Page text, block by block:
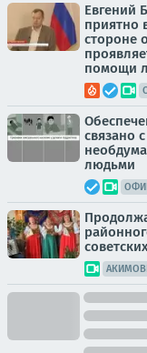
Евгений
приятно
стороне
помощи
связано
людьми